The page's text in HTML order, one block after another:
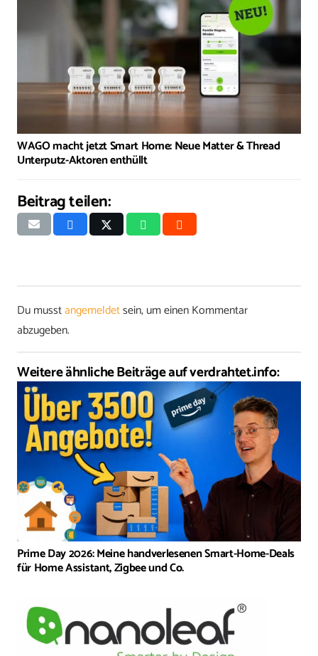
WAGO macht jetzt Smart Home: Neue Matter & Thread
Unterputz-Aktoren enthüllt
Beitrag teilen:
Du musstangemeldetsein, um einen Kommentar
abzugeben.
Weitere ähnliche Beiträge auf verdrahtet.info:
Prime Day 2026: Meine handverlesenen Smart-Home-Deals
für Home Assistant, Zigbee und Co.